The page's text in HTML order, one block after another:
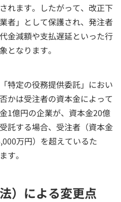
れます。したがって、改正下
者」として保護され、発注者
金減額や支払遅延といった行
となります。
特定の役務提供委託」におい
かは受注者の資本金によって
1億円の企業が、資本金20億
託する場合、受注者（資本金
万円）を超えているた
す。
）による変更点